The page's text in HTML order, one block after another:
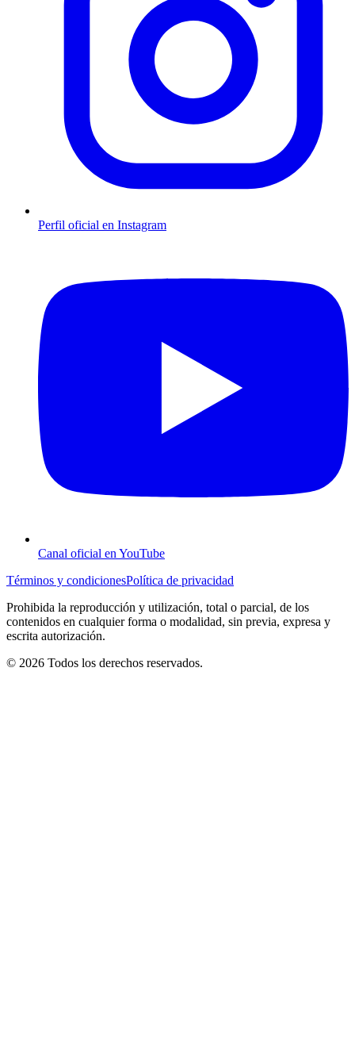
Perfil oficial en Instagram
Canal oficial en YouTube
Términos y condicionesPolítica de privacidad
Prohibida la reproducción y utilización, total o parcial, de los
contenidos en cualquier forma o modalidad, sin previa, expresa y
escrita autorización.
© 2026 Todos los derechos reservados.